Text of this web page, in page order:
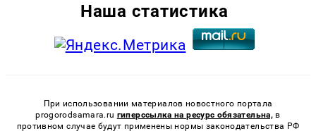
Наша статистика
При использовании материалов новостного портала
progorodsamara.ru гиперссылка на ресурс обязательна, в
противном случае будут применены нормы законодательства РФ